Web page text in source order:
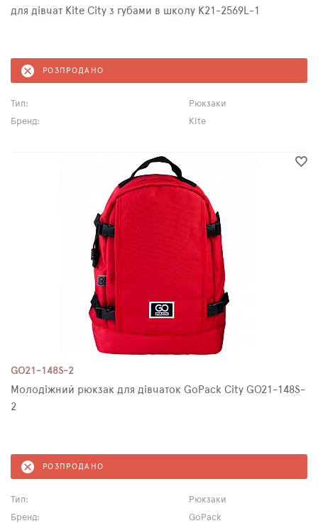
для дівчат Kite City з губами в школу K21-2569L-1
РОЗПРОДАНО
Тип:
Рюкзаки
Бренд:
Kite
GO21-148S-2
Молодіжний рюкзак для дівчаток GoPack City GO21-148S-
2
РОЗПРОДАНО
Тип:
Рюкзаки
Бренд:
GoPack